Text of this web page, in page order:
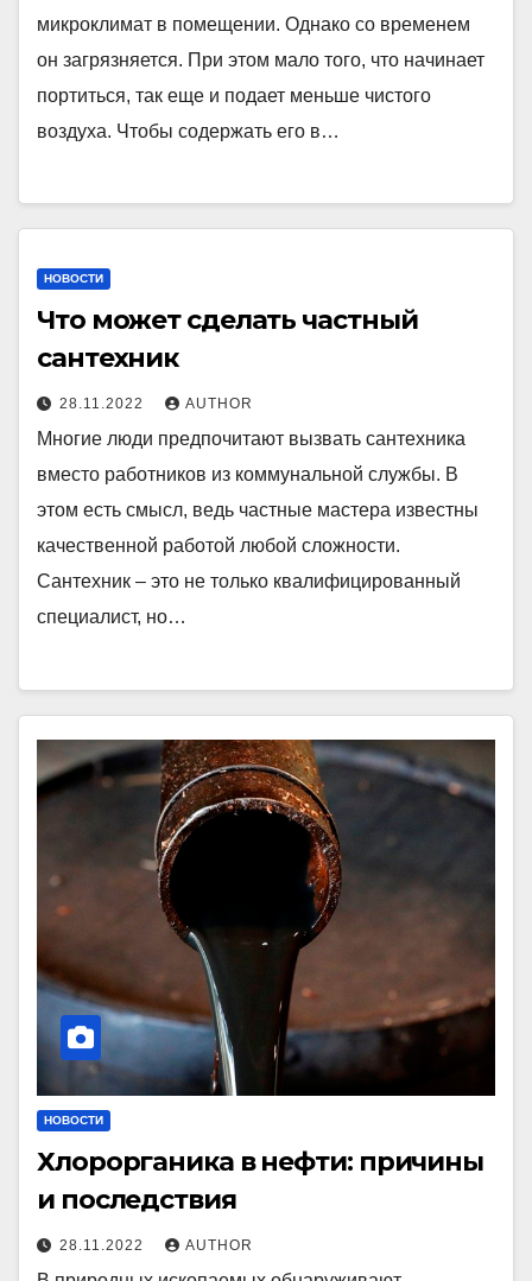
микроклимат в помещении. Однако со временем
он загрязняется. При этом мало того, что начинает
портиться, так еще и подает меньше чистого
воздуха. Чтобы содержать его в…
НОВОСТИ
Что может сделать частный
сантехник
28.11.2022 AUTHOR
Многие люди предпочитают вызвать сантехника
вместо работников из коммунальной службы. В
этом есть смысл, ведь частные мастера известны
качественной работой любой сложности.
Сантехник – это не только квалифицированный
специалист, но…
НОВОСТИ
Хлорорганика в нефти: причины
и последствия
28.11.2022 AUTHOR